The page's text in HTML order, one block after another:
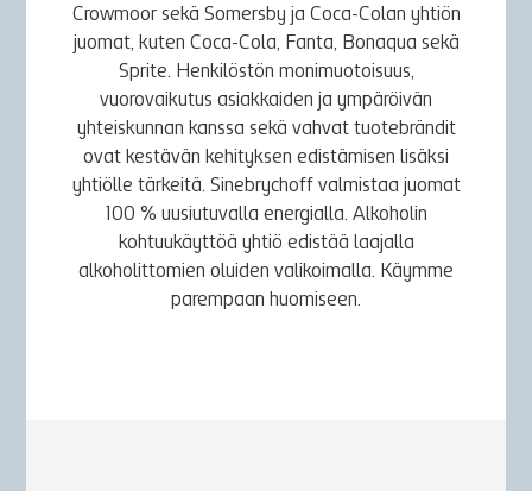
Crowmoor sekä Somersby ja Coca-Colan yhtiön
juomat, kuten Coca-Cola, Fanta, Bonaqua sekä
Sprite. Henkilöstön monimuotoisuus,
vuorovaikutus asiakkaiden ja ympäröivän
yhteiskunnan kanssa sekä vahvat tuotebrändit
ovat kestävän kehityksen edistämisen lisäksi
yhtiölle tärkeitä. Sinebrychoff valmistaa juomat
100 % uusiutuvalla energialla. Alkoholin
kohtuukäyttöä yhtiö edistää laajalla
alkoholittomien oluiden valikoimalla. Käymme
parempaan huomiseen.